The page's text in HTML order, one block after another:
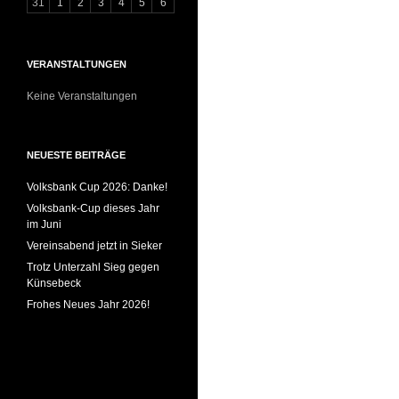
VERANSTALTUNGEN
Keine Veranstaltungen
NEUESTE BEITRÄGE
Volksbank Cup 2026: Danke!
Volksbank-Cup dieses Jahr
im Juni
Vereinsabend jetzt in Sieker
Trotz Unterzahl Sieg gegen
Künsebeck
Frohes Neues Jahr 2026!